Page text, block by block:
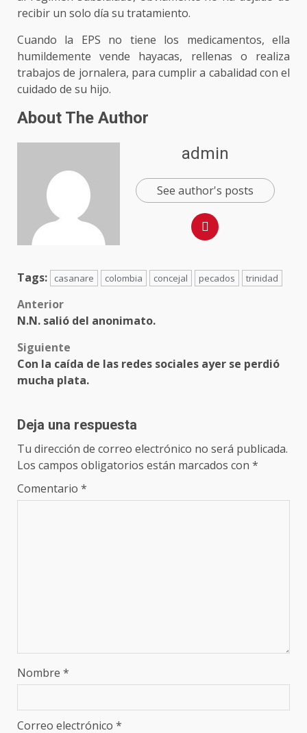
recibir un solo día su tratamiento.
Cuando la EPS no tiene los medicamentos, ella
humildemente vende hayacas, rellenas o realiza
trabajos de jornalera, para cumplir a cabalidad con el
cuidado de su hijo.
About The Author
admin
See author's posts
Tags: casanare colombia concejal pecados trinidad
Anterior
N.N. salió del anonimato.
Siguiente
Con la caída de las redes sociales ayer se perdió
mucha plata.
Deja una respuesta
Tu dirección de correo electrónico no será publicada.
Los campos obligatorios están marcados con *
Comentario *
Nombre *
Correo electrónico *